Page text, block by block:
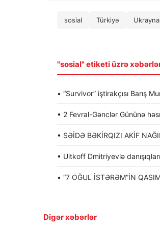
sosial Türkiyə Ukrayna
"sosial" etiketi üzrə
• “Survivor” iştirakçısı Barış
• 2 Fevral-Gənclər Gününə
• SƏİDƏ BƏKİRQIZI AKİF
• Uitkoff Dmitriyevlə
• “7 OĞUL İSTƏRƏM”İN
Digər xəbərlər